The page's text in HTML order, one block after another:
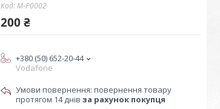
Код:M-P0002
200 ₴
+380 (50) 652-20-44
Vodafone
повернення товару
протягом 14 днів за рахунок покупця